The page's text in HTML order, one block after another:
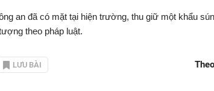
an đã có mặt tại hiện trường, thu giữ một khẩu
theo pháp luật.
LƯU BÀI